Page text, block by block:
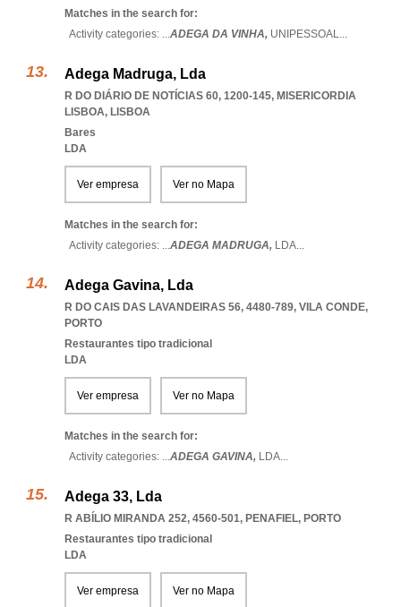
Matches in the search for:
Activity categories: ...ADEGA DA VINHA, UNIPESSOAL...
Adega Madruga, Lda
R DO DIÁRIO DE NOTÍCIAS 60, 1200-145, MISERICORDIA
LISBOA, LISBOA
Bares
LDA
Ver empresa Ver no Mapa
Matches in the search for:
Activity categories: ...ADEGA MADRUGA, LDA...
Adega Gavina, Lda
R DO CAIS DAS LAVANDEIRAS 56, 4480-789, VILA CONDE,
PORTO
Restaurantes tipo tradicional
LDA
Ver empresa Ver no Mapa
Matches in the search for:
Activity categories: ...ADEGA GAVINA, LDA...
Adega 33, Lda
R ABÍLIO MIRANDA 252, 4560-501, PENAFIEL, PORTO
Restaurantes tipo tradicional
LDA
Ver empresa Ver no Mapa